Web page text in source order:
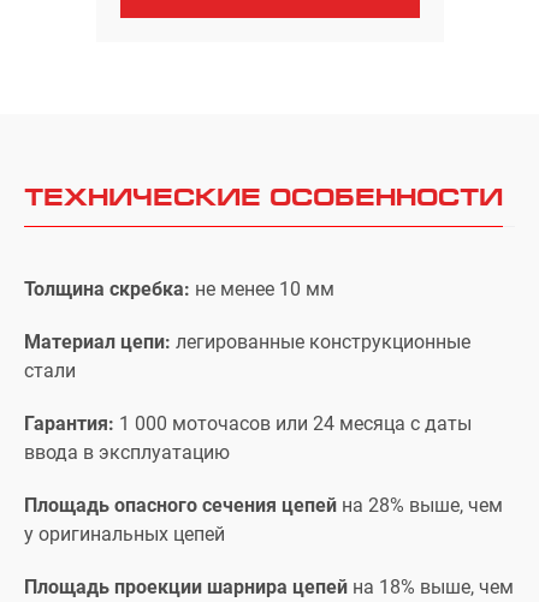
ТЕХНИЧЕСКИЕ ОСОБЕННОСТИ
Толщина скребка: не менее 10 мм
Материал цепи: легированные конструкционные
стали
Гарантия: 1 000 моточасов или 24 месяца с даты
ввода в эксплуатацию
Площадь опасного сечения цепей на 28% выше, чем
у оригинальных цепей
Площадь проекции шарнира цепей на 18% выше, чем